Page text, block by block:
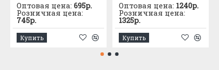
Оптовая цена: 695р.
Розничная цена:
745р.
Купить
Оптовая цена: 1240р.
Розничная цена:
1325р.
Купить